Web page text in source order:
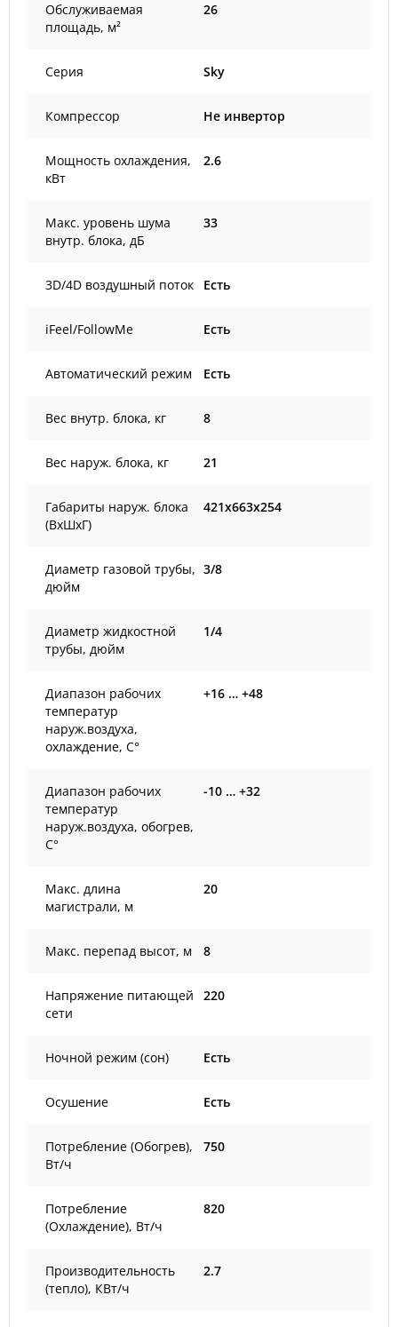
Обслуживаемая
площадь, м²
26
Серия Sky
Компрессор Не инвертор
Мощность охлаждения,
кВт
2.6
Макс. уровень шума
внутр. блока, дБ
33
3D/4D воздушный поток Есть
iFeel/FollowMe Есть
Автоматический режим Есть
Вес внутр. блока, кг 8
Вес наруж. блока, кг 21
Габариты наруж. блока
(ВxШxГ)
421x663x254
Диаметр газовой трубы,
дюйм
3/8
Диаметр жидкостной
трубы, дюйм
1/4
Диапазон рабочих
температур
наруж.воздуха,
охлаждение, С°
+16 … +48
Диапазон рабочих
температур
наруж.воздуха, обогрев,
С°
-10 … +32
Макс. длина
магистрали, м
20
Макс. перепад высот, м 8
Напряжение питающей
сети
220
Ночной режим (сон) Есть
Осушение Есть
Потребление (Обогрев),
Вт/ч
750
Потребление
(Охлаждение), Вт/ч
820
Производительность
(тепло), КВт/ч
2.7